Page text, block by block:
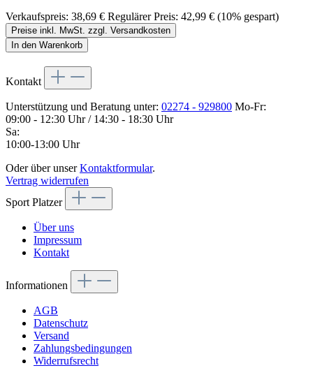
Verkaufspreis: 38,69 € Regulärer Preis: 42,99 € (10% gespart)
Preise inkl. MwSt. zzgl. Versandkosten
In den Warenkorb
Kontakt
Unterstützung und Beratung unter: 02274 - 929800 Mo-Fr:
09:00 - 12:30 Uhr / 14:30 - 18:30 Uhr
Sa:
10:00-13:00 Uhr
Oder über unserKontaktformular.
Vertrag widerrufen
Sport Platzer
Über uns
Impressum
Kontakt
Informationen
AGB
Datenschutz
Versand
Zahlungsbedingungen
Widerrufsrecht